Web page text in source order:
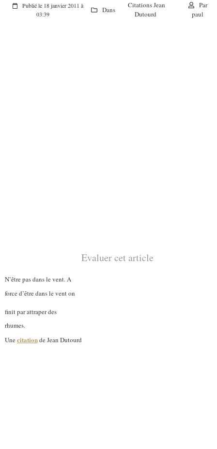
Publié le 18 janvier 2011 à
03:39
Dans
Citations Jean
Dutourd
Par
paul
Evaluer cet article
N’être pas dans le vent. A
force d’être dans le vent on
finit par attraper des
rhumes.
Unecitationde Jean Dutourd